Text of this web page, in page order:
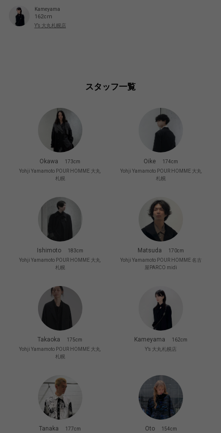
Kameyama
162cm
Y’s 大丸札幌店
スタッフ一覧
Okawa
173cm
Yohji Yamamoto POUR HOMME 大丸
札幌
Oike
174cm
Yohji Yamamoto POUR HOMME 大丸
札幌
Ishimoto
183cm
Yohji Yamamoto POUR HOMME 大丸
札幌
Matsuda
170cm
Yohji Yamamoto POUR HOMME 名古
屋PARCO midi
Takaoka
175cm
Yohji Yamamoto POUR HOMME 大丸
札幌
Kameyama
162cm
Y’s 大丸札幌店
Tanaka
177cm
Oto
154cm